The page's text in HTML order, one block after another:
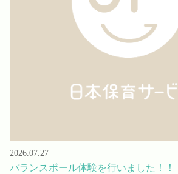
2026.07.27
バランスボール体験を行いました！！